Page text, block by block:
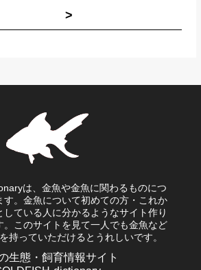
>
は、金魚や金魚に関わるものにつ
す。金魚について初めての方・これか
している人に分かるようなサイト作り
。このサイトを見て一人でも金魚など
持っていただけるとうれしいです。
生態・飼育情報サイト